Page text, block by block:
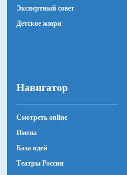
Экспертный совет
Детское жюри
Навигатор
Смотреть online
Имена
База идей
Театры России